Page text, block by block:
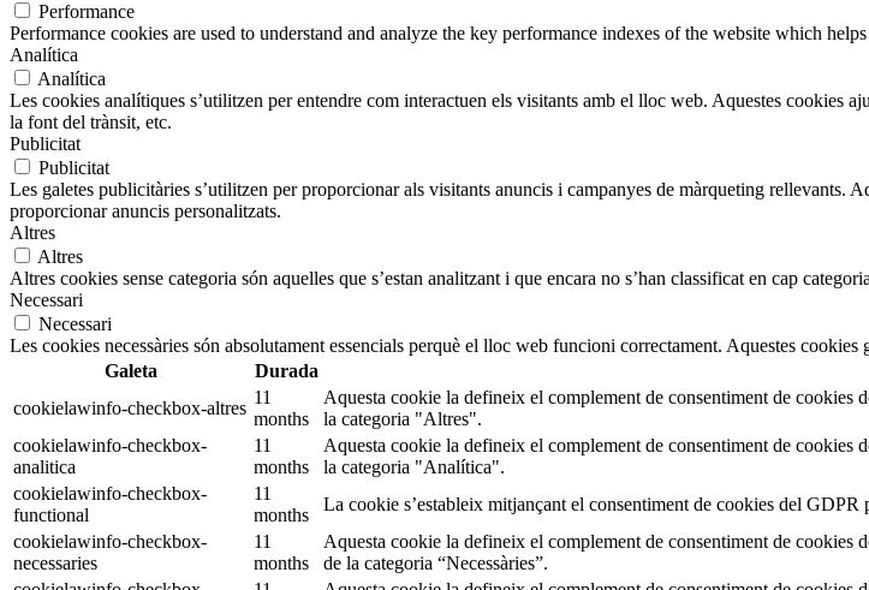
Performance
Performance cookies are used to understand and analyze the key performance indexes of the website which
Analítica
Analítica
Les cookies analítiques s’utilitzen per entendre com interactuen els visitants amb el lloc web. Aquestes cookies
la font del trànsit, etc.
Publicitat
Publicitat
Les galetes publicitàries s’utilitzen per proporcionar als visitants anuncis i campanyes de màrqueting
proporcionar anuncis personalitzats.
Altres
Altres
Altres cookies sense categoria són aquelles que s’estan analitzant i que encara no s’han classificat en cap
Necessari
Necessari
Les cookies necessàries són absolutament essencials perquè el lloc web funcioni correctament. Aquestes
Galeta
Durada
cookielawinfo-checkbox-altres
11
months
Aquesta cookie la defineix el complement de consentiment de cookies
la categoria "Altres".
cookielawinfo-checkbox-
analitica
11
months
Aquesta cookie la defineix el complement de consentiment de cookies
la categoria "Analítica".
cookielawinfo-checkbox-
functional
11
months
La cookie s’estableix mitjançant el consentiment de cookies del
cookielawinfo-checkbox-
necessaries
11
months
Aquesta cookie la defineix el complement de consentiment de cookies
de la categoria “Necessàries”.